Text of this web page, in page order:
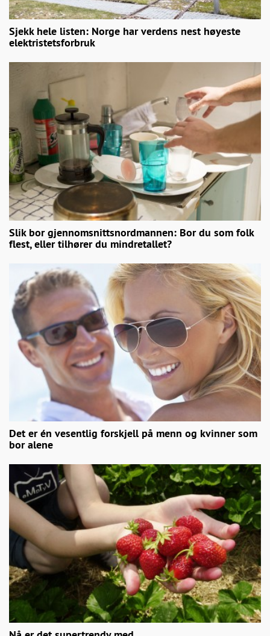
Sjekk hele listen: Norge har verdens nest høyeste
elektristetsforbruk
Slik bor gjennomsnittsnordmannen: Bor du som folk
flest, eller tilhører du mindretallet?
Det er én vesentlig forskjell på menn og kvinner som
bor alene